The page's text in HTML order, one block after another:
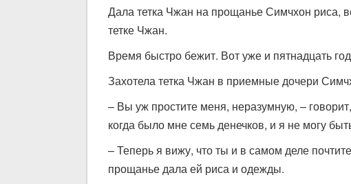
Дала тетка Чжан на прощанье Симчхон риса,
тетке Чжан.
Время быстро бежит. Вот уже и пятнадцать
Захотела тетка Чжан в приемные дочери
– Вы уж простите меня, неразумную, –
когда было мне семь денечков, и я не могу
– Теперь я вижу, что ты и в самом деле
прощанье дала ей риса и одежды.